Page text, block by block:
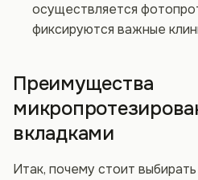
осуществляется
фиксируются важные
Преимущества
вкладками
Итак, почему стоит